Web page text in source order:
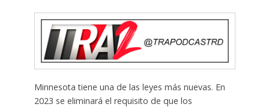
Minnesota tiene una de las leyes más nuevas. En
2023 se eliminará el requisito de que los